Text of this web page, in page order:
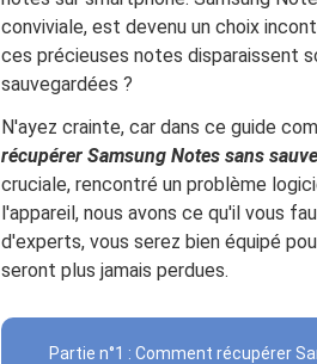
conviviale, est devenu un choix
ces précieuses notes disparaissent
sauvegardées ?
N'ayez crainte, car dans ce guide
récupérer Samsung Notes sans
cruciale, rencontré un problème
l'appareil, nous avons ce qu'il vous
d'experts, vous serez bien équipé
seront plus jamais perdues.
Partie n°1 : Comment récupérer